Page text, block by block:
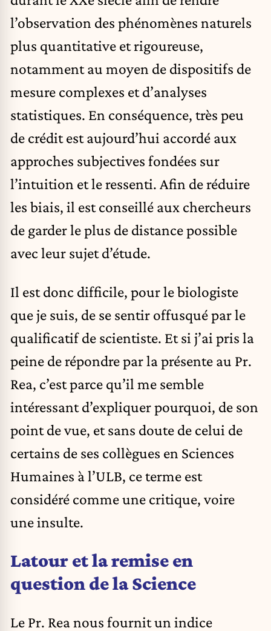
l’observation des phénomènes naturels
plus quantitative et rigoureuse,
notamment au moyen de dispositifs de
mesure complexes et d’analyses
statistiques. En conséquence, très peu
de crédit est aujourd’hui accordé aux
approches subjectives fondées sur
l’intuition et le ressenti. Afin de réduire
les biais, il est conseillé aux chercheurs
de garder le plus de distance possible
avec leur sujet d’étude.
Il est donc difficile, pour le biologiste
que je suis, de se sentir offusqué par le
qualificatif de scientiste. Et si j’ai pris la
peine de répondre par la présente au Pr.
Rea, c’est parce qu’il me semble
intéressant d’expliquer pourquoi, de son
point de vue, et sans doute de celui de
certains de ses collègues en Sciences
Humaines à l’ULB, ce terme est
considéré comme une critique, voire
une insulte.
Latour et la remise en
question de la Science
Le Pr. Rea nous fournit un indice